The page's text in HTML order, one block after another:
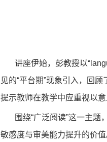
讲座伊始，彭教授以“
见的“平台期”现象引入，回
提示教师在教学中应重视以
围绕“广泛阅读”这一主题
敏感度与审美能力提升的价